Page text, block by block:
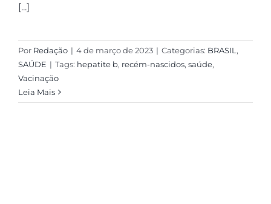
[...]
Por Redação | 4 de março de 2023 | Categorias: BRASIL,
SAÚDE | Tags: hepatite b, recém-nascidos, saúde,
Vacinação
Leia Mais